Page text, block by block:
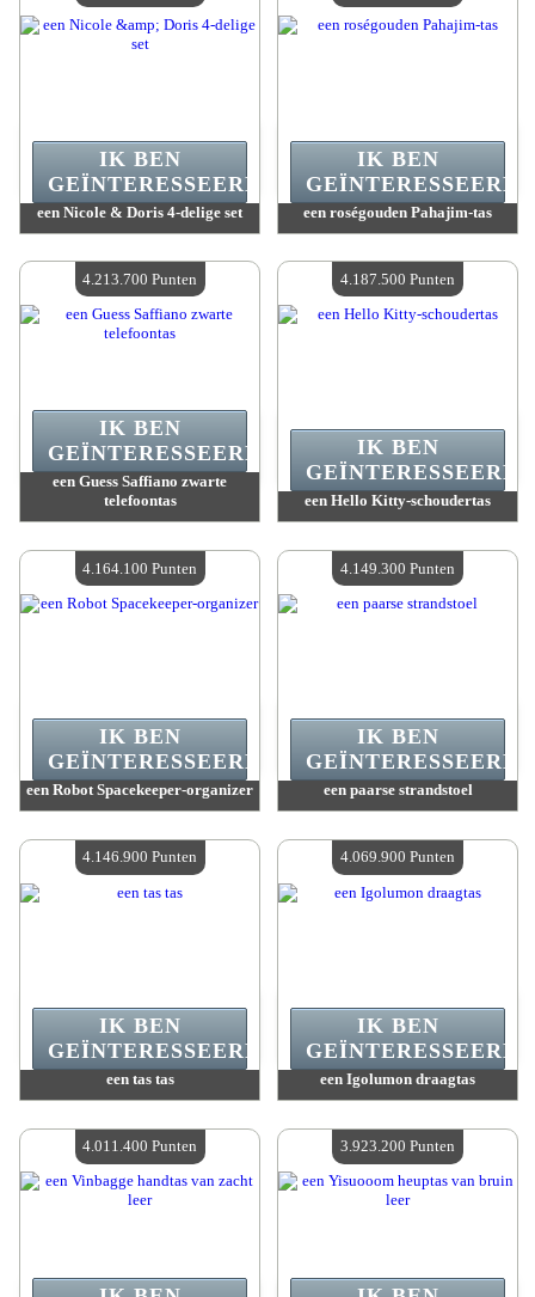
een Nicole & Doris 4-delige set
Beschikbare hoeveelheid :4
IK BEN
GEÏNTERESSEERD.
een roségouden Pahajim-tas
Beschikbare hoeveelheid :4
IK BEN
GEÏNTERESSEERD.
een Guess Saffiano zwarte
telefoontas
Beschikbare hoeveelheid :4
IK BEN
GEÏNTERESSEERD.
4.213.700 Punten
een Hello Kitty-schoudertas
Beschikbare hoeveelheid :4
IK BEN
GEÏNTERESSEERD.
4.187.500 Punten
een Robot Spacekeeper-organizer
Beschikbare hoeveelheid :4
IK BEN
GEÏNTERESSEERD.
4.164.100 Punten
een paarse strandstoel
Beschikbare hoeveelheid :4
IK BEN
GEÏNTERESSEERD.
4.149.300 Punten
een tas tas
Beschikbare hoeveelheid :4
IK BEN
GEÏNTERESSEERD.
4.146.900 Punten
een Igolumon draagtas
Beschikbare hoeveelheid :4
IK BEN
GEÏNTERESSEERD.
4.069.900 Punten
4.011.400 Punten 3.923.200 Punten